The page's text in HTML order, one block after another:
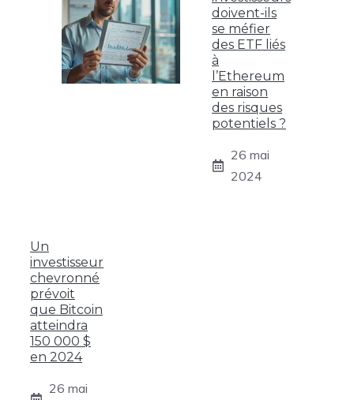
doivent-ils
se méfier
des ETF liés
à
l’Ethereum
en raison
des risques
potentiels ?
26 mai
2024
Un
investisseur
chevronné
prévoit
que Bitcoin
atteindra
150 000 $
en 2024
26 mai